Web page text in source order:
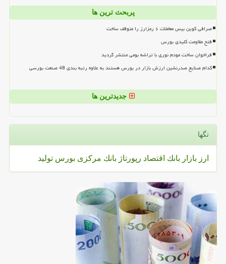
پربحث ترین ها
صرافی کوین بیس معاملات ۶ رمزارز را متوقف ساخت
فتح مقاومت کلیدی بورس
فراخوان ساخت مودم نوری با تراشه بومی منتشر گردید
کدام صنایع صدرنشین ارزش بازار در بورس هستند به علاوه رتبه بندی 48 صنعت بورسی
جدیدترین ها
تگها
ارز بازار بانك اقتصاد رپورتاژ بانك مركزی بورس تولید